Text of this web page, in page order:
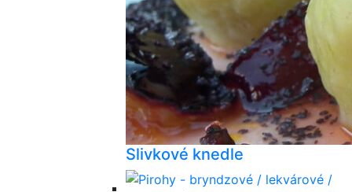
Slivkové knedle